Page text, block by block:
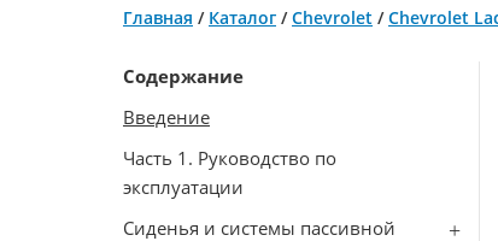
Главная / Каталог /Chevrolet /Chevrolet
Содержание
Введение
Часть 1. Руководство по
эксплуатации
Сиденья и системы пассивной